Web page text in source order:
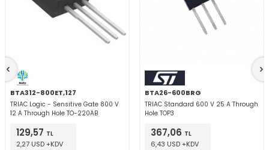
BTA312-800ET,127
TRIAC Logic - Sensitive Gate 800 V
12 A Through Hole TO-220AB
129,57 TL
2,27 USD +KDV
BTA26-600BRG
TRIAC Standard 600 V 25 A Through
Hole TOP3
367,06 TL
6,43 USD +KDV